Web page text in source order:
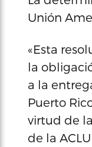
Unión
«Esta
la
a la
Puerto
virtud de
de la